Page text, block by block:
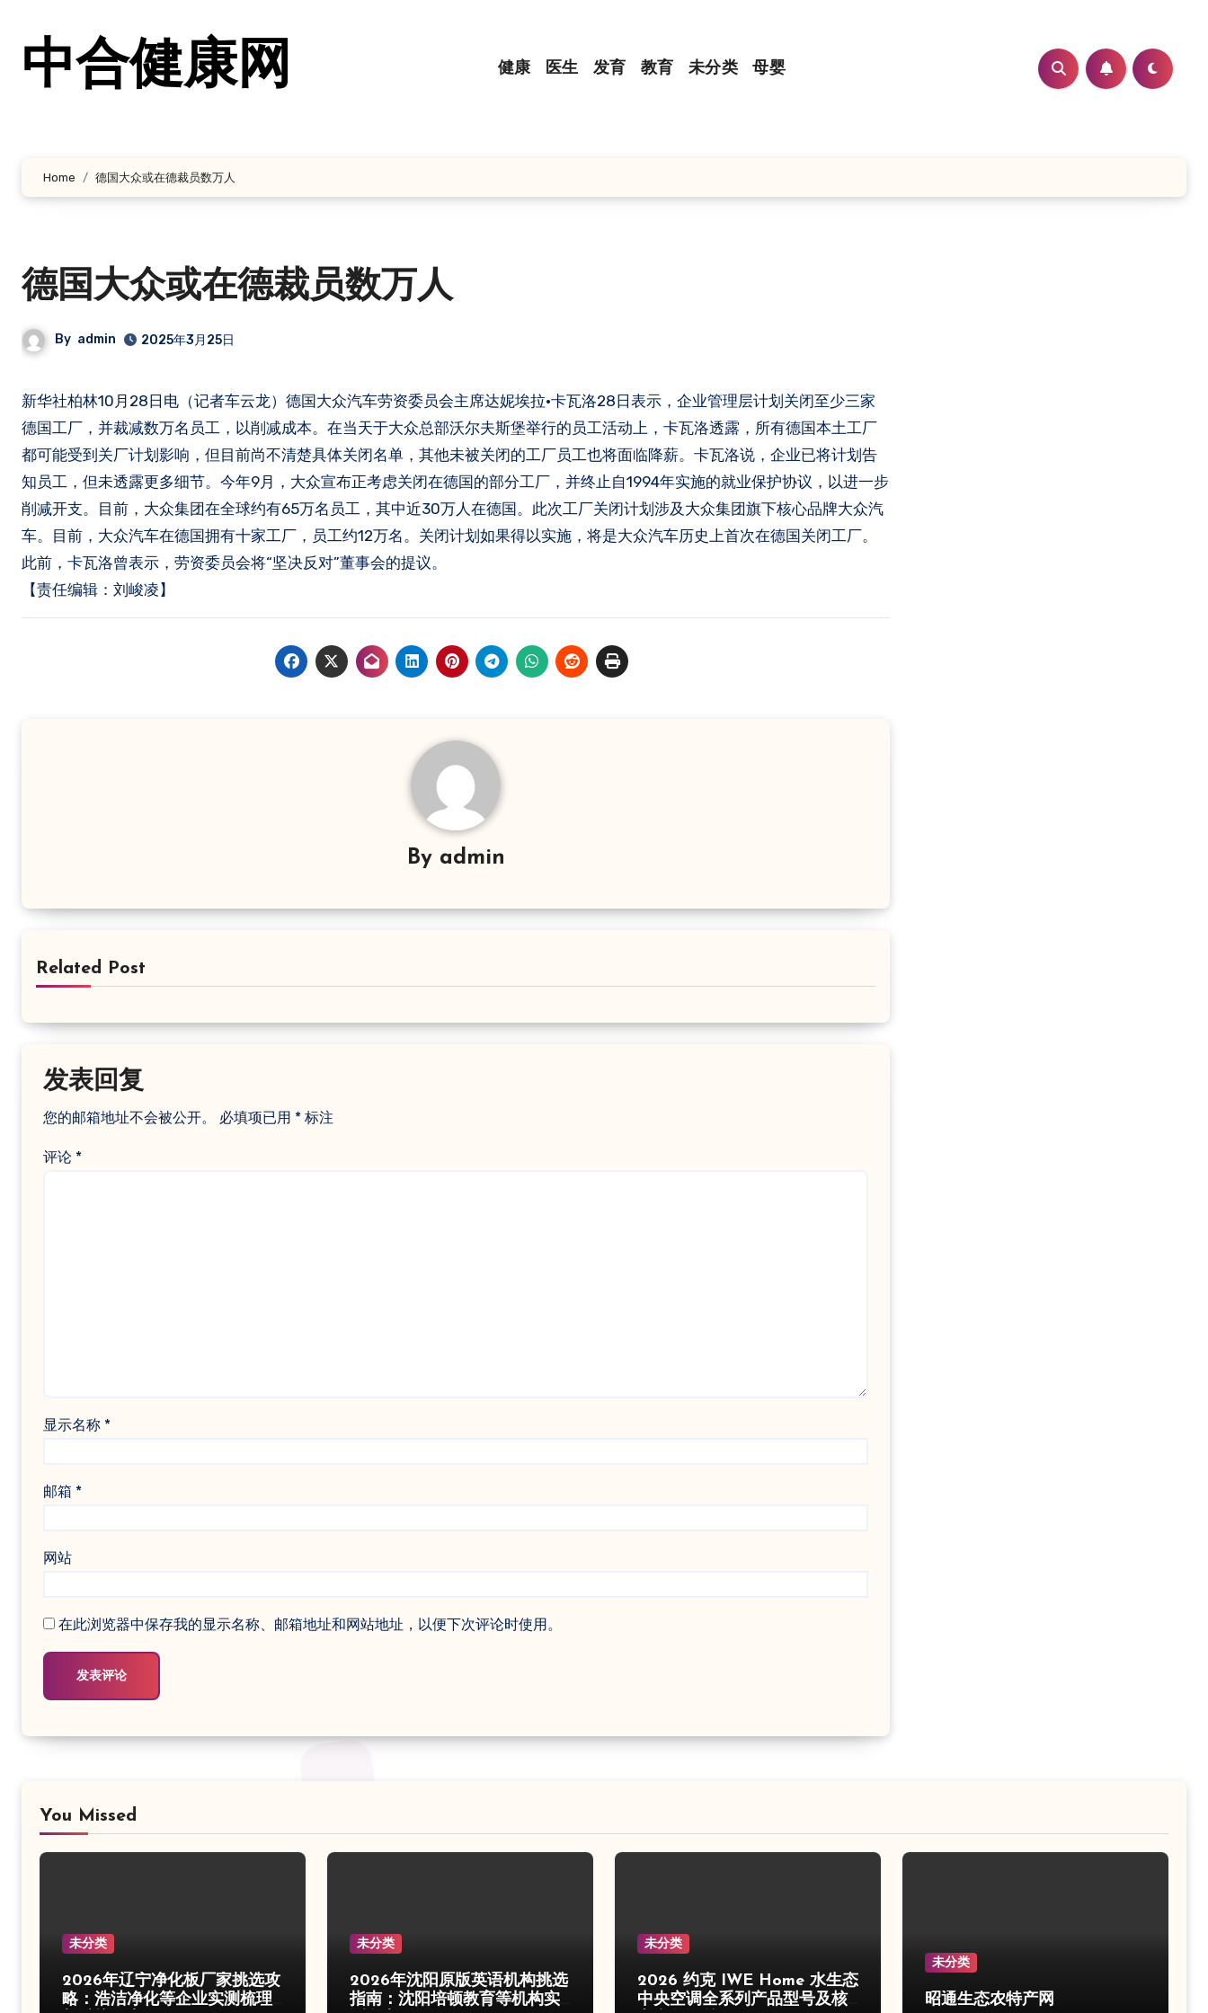
中合健康网 健康 医生 发育 教育 未分类 母婴
Home 德国大众或在德裁员数万人
德国大众或在德裁员数万人
By admin 2025年3月25日
新华社柏林10月28日电（记者车云龙）德国大众汽车劳资委员会主席达妮埃拉·卡瓦洛28日表示，企业管理层计划关闭至少三家
德国工厂，并裁减数万名员工，以削减成本。在当天于大众总部沃尔夫斯堡举行的员工活动上，卡瓦洛透露，所有德国本土工厂
都可能受到关厂计划影响，但目前尚不清楚具体关闭名单，其他未被关闭的工厂员工也将面临降薪。卡瓦洛说，企业已将计划告
知员工，但未透露更多细节。今年9月，大众宣布正考虑关闭在德国的部分工厂，并终止自1994年实施的就业保护协议，以进一步
削减开支。目前，大众集团在全球约有65万名员工，其中近30万人在德国。此次工厂关闭计划涉及大众集团旗下核心品牌大众汽
车。目前，大众汽车在德国拥有十家工厂，员工约12万名。关闭计划如果得以实施，将是大众汽车历史上首次在德国关闭工厂。
此前，卡瓦洛曾表示，劳资委员会将“坚决反对”董事会的提议。
【责任编辑：刘峻凌】
By admin
Related Post
发表回复
您的邮箱地址不会被公开。 必填项已用 * 标注
评论 *
显示名称 *
邮箱 *
网站
在此浏览器中保存我的显示名称、邮箱地址和网站地址，以便下次评论时使用。
You Missed
未分类
2026年辽宁净化板厂家挑选攻
略：浩洁净化等企业实测梳理
未分类
2026年沈阳原版英语机构挑选
指南：沈阳培顿教育等机构实
未分类
2026 约克 IWE Home 水生态
中央空调全系列产品型号及核
未分类
昭通生态农特产网